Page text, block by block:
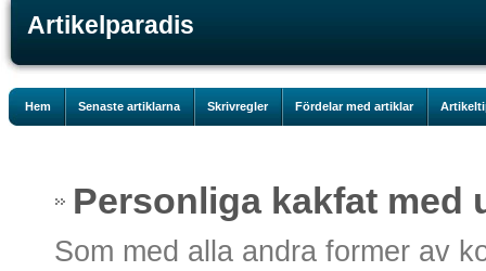
Artikelparadis
Hem Senaste artiklarna Skrivregler Fördelar med artiklar
Personliga kakfat med
Som med alla andra former av